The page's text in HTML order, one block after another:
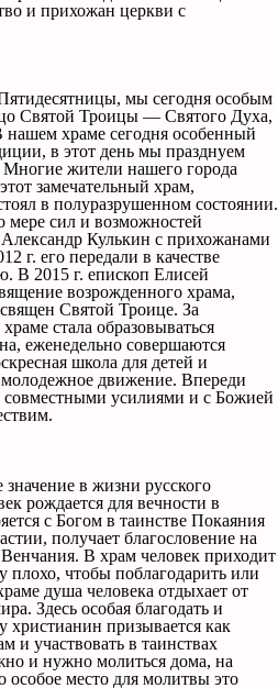
и прихожан церкви с
мы сегодня особым
Святой Троицы — Святого Духа,
храме сегодня особенный
в этот день мы празднуем
жители нашего города
замечательный храм,
в полуразрушенном состоянии.
мере сил и возможностей
Кулькин с прихожанами
г. его передали в качестве
В 2015 г. епископ Елисей
возрожденного храма,
Святой Троице. За
стала образовываться
еженедельно совершаются
школа для детей и
движение. Впереди
совместными усилиями и с Божией
в жизни русского
рождается для вечности в
с Богом в таинстве Покаяния
получает благословение на
В храм человек приходит
плохо, чтобы поблагодарить или
душа человека отдыхает от
Здесь особая благодать и
христианин призывается как
и участвовать в таинствах
и нужно молиться дома, на
особое место для молитвы это